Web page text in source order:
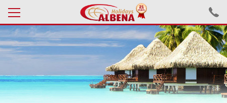
Проверка на резервация
ПОЧИВКИ С АВТОБУС 2026
ПОЧИВКИ СЪС САМОЛЕТ